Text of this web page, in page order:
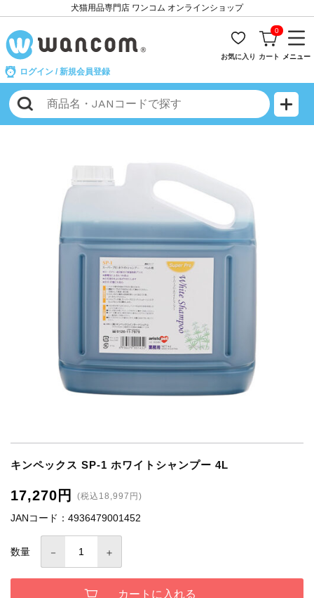
犬猫用品専門店 ワンコム オンラインショップ
ログイン / 新規会員登録
お気に入り
0
カート メニュー
キンペックス SP-1 ホワイトシャンプー 4L
17,270円 (税込18,997円)
JANコード：4936479001452
数量